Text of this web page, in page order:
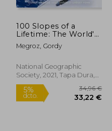
5%
100 Slopes of a
Lifetime: The World'S
Ultimate ski and
Snowboard
Inglés)
Megroz, Gordy
National Geographic
Society, 2021, Tapa Dura,
Nuevo